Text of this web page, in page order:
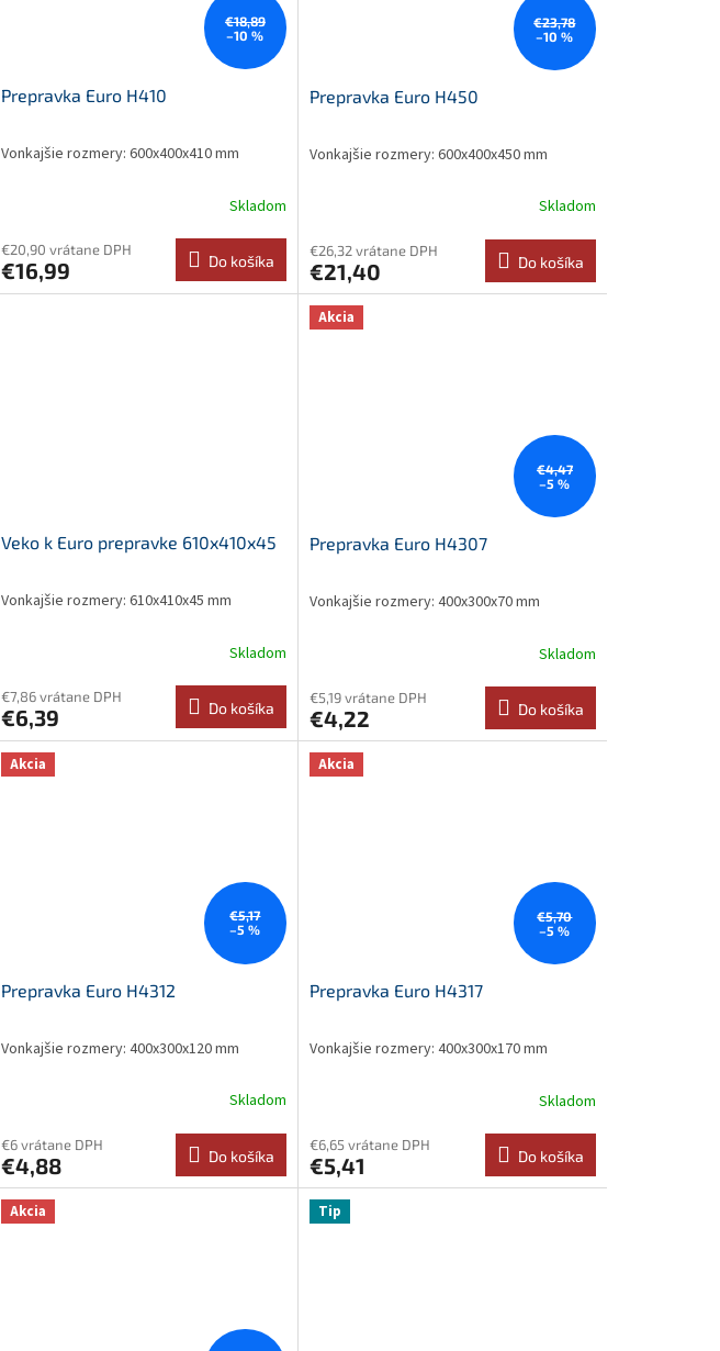
€18,89
–10 %
Prepravka Euro H410
Vonkajšie rozmery: 600x400x410 mm
Skladom
€20,90 vrátane DPH
€16,99 Do košíka
€23,78
–10 %
Prepravka Euro H450
Vonkajšie rozmery: 600x400x450 mm
Skladom
€26,32 vrátane DPH
€21,40 Do košíka
Veko k Euro prepravke 610x410x45
Vonkajšie rozmery: 610x410x45 mm
Skladom
€7,86 vrátane DPH
€6,39 Do košíka
Akcia
€4,47
–5 %
Prepravka Euro H4307
Vonkajšie rozmery: 400x300x70 mm
Skladom
€5,19 vrátane DPH
€4,22 Do košíka
Akcia
€5,17
–5 %
Prepravka Euro H4312
Vonkajšie rozmery: 400x300x120 mm
Skladom
€6 vrátane DPH
€4,88 Do košíka
Akcia
€5,70
–5 %
Prepravka Euro H4317
Vonkajšie rozmery: 400x300x170 mm
Skladom
€6,65 vrátane DPH
€5,41 Do košíka
Akcia Tip